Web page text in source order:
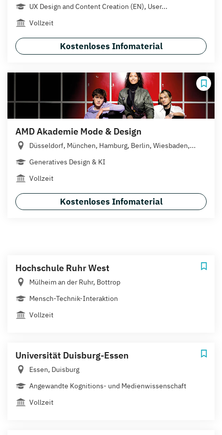
UX Design and Content Creation (EN), User...
Vollzeit
Kostenloses Infomaterial
AMD Akademie Mode & Design
Düsseldorf, München, Hamburg, Berlin, Wiesbaden,...
Generatives Design & KI
Vollzeit
Kostenloses Infomaterial
Hochschule Ruhr West
Mülheim an der Ruhr, Bottrop
Mensch-Technik-Interaktion
Vollzeit
Universität Duisburg-Essen
Essen, Duisburg
Angewandte Kognitions- und Medienwissenschaft
Vollzeit